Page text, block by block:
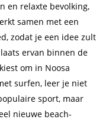
en relaxte bevolking,
samen met een
zodat je een idee zult
ervan binnen de
om in Noosa
surfen, leer je niet
sport, maar
nieuwe beach-